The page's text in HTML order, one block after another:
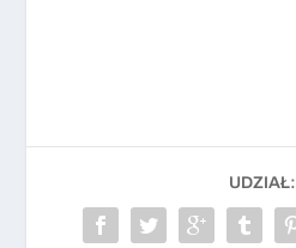
UDZIAŁ: